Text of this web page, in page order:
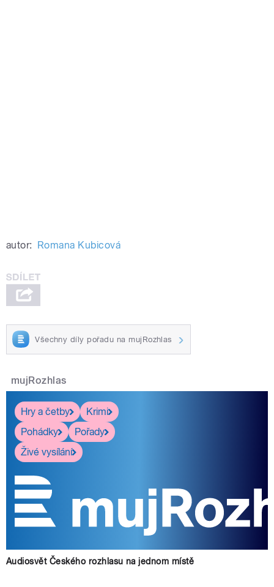
autor: Romana Kubicová
Všechny díly pořadu na mujRozhlas
mujRozhlas
Hry a četby
Krimi
Pohádky
Pořady
Živé vysílání
Audiosvět Českého rozhlasu na jednom místě